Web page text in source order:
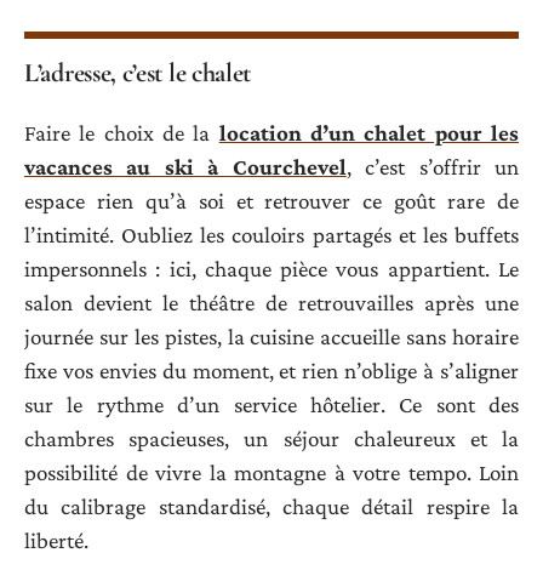
L’adresse, c’est le chalet
Faire le choix de la location d’un chalet pour les
vacances au ski à Courchevel, c’est s’offrir un
espace rien qu’à soi et retrouver ce goût rare de
l’intimité. Oubliez les couloirs partagés et les buffets
impersonnels : ici, chaque pièce vous appartient. Le
salon devient le théâtre de retrouvailles après une
journée sur les pistes, la cuisine accueille sans horaire
fixe vos envies du moment, et rien n’oblige à s’aligner
sur le rythme d’un service hôtelier. Ce sont des
chambres spacieuses, un séjour chaleureux et la
possibilité de vivre la montagne à votre tempo. Loin
du calibrage standardisé, chaque détail respire la
liberté.